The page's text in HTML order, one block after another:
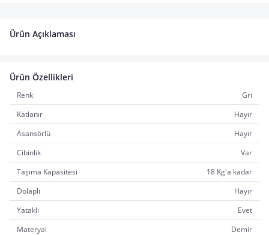
Ürün Açıklaması
Ürün Özellikleri
Renk
Gri
Katlanır
Hayır
Asansörlü
Hayır
Cibinlik
Var
Taşıma Kapasitesi
18 Kg'a kadar
Dolaplı
Hayır
Yataklı
Evet
Materyal
Demir